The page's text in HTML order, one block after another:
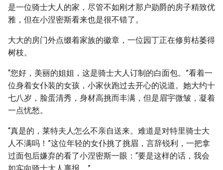
是一位骑士大人的家，尽管不如刚才那户勋爵的房子精致优
雅，但在小涅密斯看来也是很不错了。
大大的房门外点缀着家族的徽章，一位园丁正在修剪枯萎得
树枝。
“您好，美丽的姐姐，这是骑士大人订制的白面包。”看着一
位身着女仆装的女孩，小家伙跑过去开心的说道。她大约十
七八岁，脸蛋清秀，身材高挑而丰满，但是眉宇微皱，凝着
一点忧愁。
“真是的，莱特夫人怎么不亲自送来。难道是对特里骑士大
人不满吗！”这位年轻的女仆挑了挑眉，言辞锐利，一把拿
过面包后嫌弃的看了小涅密斯一眼：“要是这样的话，我会